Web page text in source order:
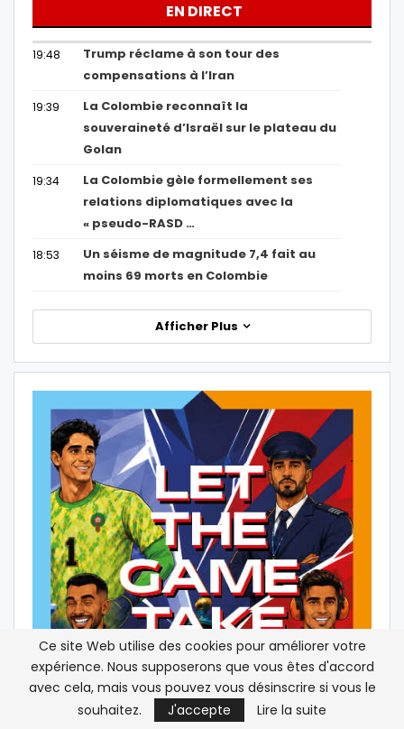
EN DIRECT
19:48
Trump réclame à son tour des
compensations à l’Iran
19:39
La Colombie reconnaît la
souveraineté d’Israël sur le plateau du
Golan
19:34
La Colombie gèle formellement ses
relations diplomatiques avec la
« pseudo-RASD …
18:53
Un séisme de magnitude 7,4 fait au
moins 69 morts en Colombie
Afficher Plus
Ce site Web utilise des cookies pour améliorer votre
expérience. Nous supposerons que vous êtes d'accord
avec cela, mais vous pouvez vous désinscrire si vous le
souhaitez.
J'accepte Lire la suite